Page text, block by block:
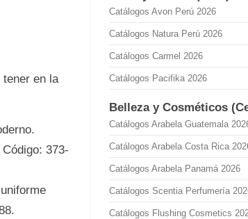
en la
373-
Catálogos Avon Perú 2026
Catálogos Natura Perú 2026
Catálogos Carmel 2026
Catálogos Pacifika 2026
Belleza y Cosméticos
Catálogos Arabela Guatemala
Catálogos Arabela Costa Rica
Catálogos Arabela Panamá 2026
Catálogos Scentia Perfumería
Catálogos Flushing Cosmetics